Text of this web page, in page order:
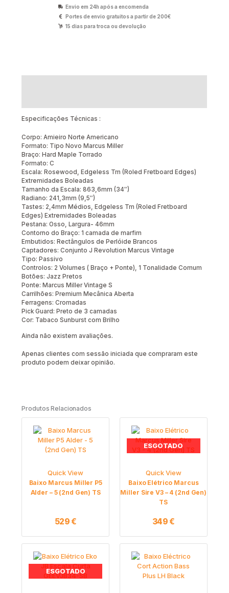
Envio em 24h após a encomenda
Portes de envio gratuitos a partir de 200€
15 dias para troca ou devolução
Especificações Técnicas :
Corpo: Amieiro Norte Americano
Formato: Tipo Novo Marcus Miller
Braço: Hard Maple Torrado
Formato: C
Escala: Rosewood, Edgeless Tm (Roled Fretboard Edges)
Extremidades Boleadas
Tamanho da Escala: 863,6mm (34″)
Radiano: 241,3mm (9,5″)
Tastes: 2,4mm Médios, Edgeless Tm (Roled Fretboard
Edges) Extremidades Boleadas
Pestana: Osso, Largura- 46mm
Contorno do Braço: 1 camada de marfim
Embutidos: Rectângulos de Perlóide Brancos
Captadores: Conjunto J Revolution Marcus Vintage
Tipo: Passivo
Controlos: 2 Volumes ( Braço + Ponte), 1 Tonalidade Comum
Botões: Jazz Pretos
Ponte: Marcus Miller Vintage S
Carrilhões: Premium Mecânica Aberta
Ferragens: Cromadas
Pick Guard: Preto de 3 camadas
Cor: Tabaco Sunburst com Brilho
Ainda não existem avaliações.
Apenas clientes com sessão iniciada que compraram este
produto podem deixar opinião.
Produtos Relacionados
Quick View
Baixo Marcus Miller P5
Alder – 5 (2nd Gen) TS
529€
ESGOTADO
Quick View
Baixo Elétrico Marcus
Miller Sire V3 – 4 (2nd Gen)
TS
349€
ESGOTADO